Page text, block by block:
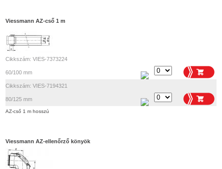
Viessmann AZ-cső 1 m
Cikkszám: VIES-7373224
60/100 mm
Cikkszám: VIES-7194321
80/125 mm
AZ-cső 1 m hosszú
Viessmann AZ-ellenőrző könyök